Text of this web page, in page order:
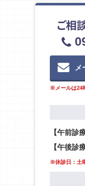
ご相
メ
※メールは24
【午前診
【午後診
※休診日：土